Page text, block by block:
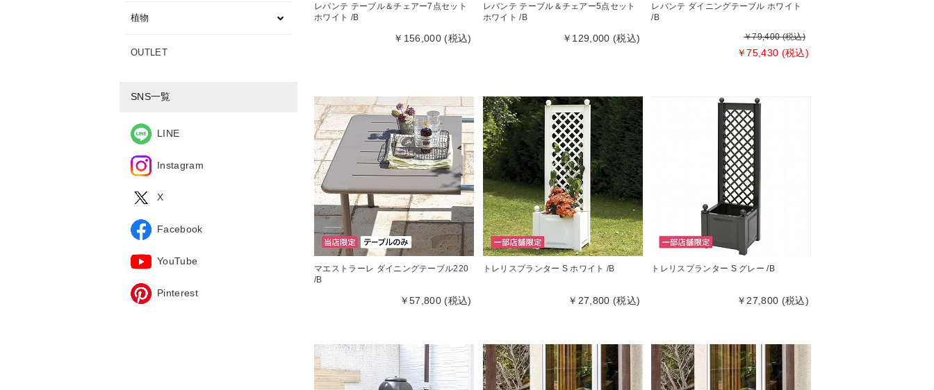
レバンテ テーブル＆チェアー7点セット
ホワイト /B
￥156,000 (税込)
レバンテ テーブル＆チェアー5点セット
ホワイト /B
￥129,000 (税込)
レバンテ ダイニングテーブル ホワイト
/B
￥79,400 (税込)
￥75,430 (税込)
マエストラーレ ダイニングテーブル220
/B
￥57,800 (税込)
トレリスプランター S ホワイト /B
￥27,800 (税込)
トレリスプランター S グレー /B
￥27,800 (税込)
植物
OUTLET
SNS一覧
LINE
Instagram
X
Facebook
YouTube
Pinterest